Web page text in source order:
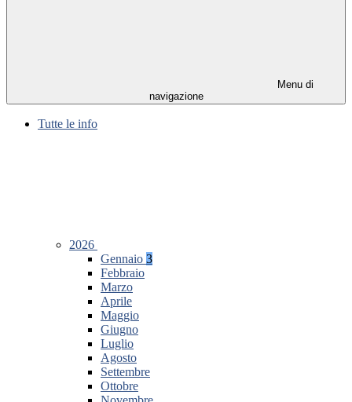
Menu di
navigazione
Tutte le info
2026
Gennaio 3
Febbraio
Marzo
Aprile
Maggio
Giugno
Luglio
Agosto
Settembre
Ottobre